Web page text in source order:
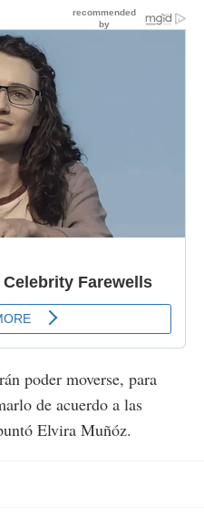
poder moverse, para
de acuerdo a las
Elvira Muñóz.